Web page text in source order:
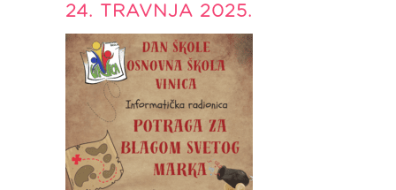
24. TRAVNJA 2025.